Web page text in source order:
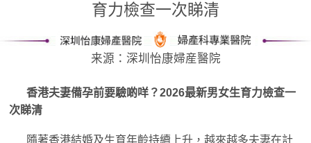
育力檢查一次睇清
来源：深圳怡康婦産醫院
香港夫妻備孕前要驗啲咩？2026最新男女生育力檢查一
次睇清
隨著香港結婚及生育年齡持續上升，越來越多夫妻在計